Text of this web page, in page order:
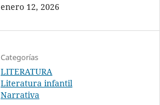
enero 12, 2026
Categorías
LITERATURA
Literatura infantil
Narrativa